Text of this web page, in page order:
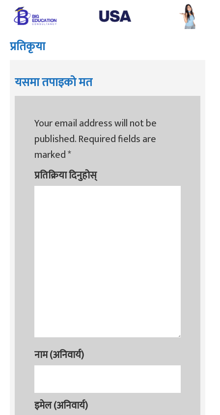
प्रतिकृया
यसमा तपाइको मत
Your email address will not be
published.Required fields are
marked*
प्रतिक्रिया दिनुहोस्
नाम (अनिवार्य)
इमेल (अनिवार्य)